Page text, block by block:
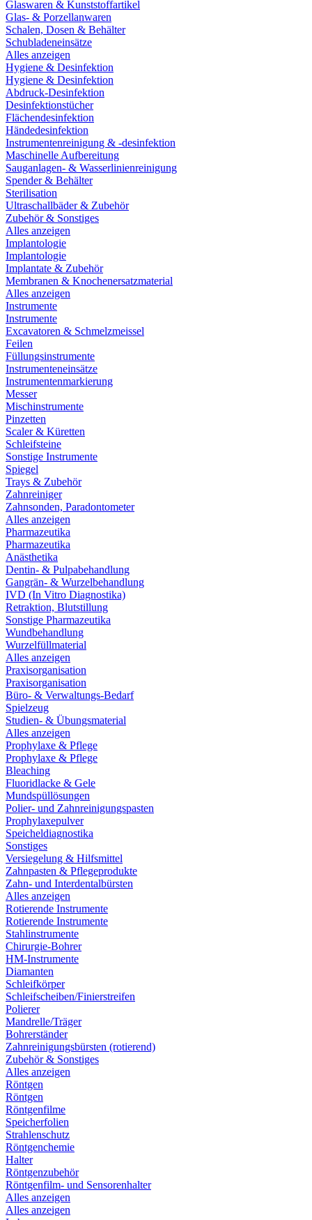
Glaswaren & Kunststoffartikel
Glas- & Porzellanwaren
Schalen, Dosen & Behälter
Schubladeneinsätze
Alles anzeigen
Hygiene & Desinfektion
Hygiene & Desinfektion
Abdruck-Desinfektion
Desinfektionstücher
Flächendesinfektion
Händedesinfektion
Instrumentenreinigung & -desinfektion
Maschinelle Aufbereitung
Sauganlagen- & Wasserlinienreinigung
Spender & Behälter
Sterilisation
Ultraschallbäder & Zubehör
Zubehör & Sonstiges
Alles anzeigen
Implantologie
Implantologie
Implantate & Zubehör
Membranen & Knochenersatzmaterial
Alles anzeigen
Instrumente
Instrumente
Excavatoren & Schmelzmeissel
Feilen
Füllungsinstrumente
Instrumenteneinsätze
Instrumentenmarkierung
Messer
Mischinstrumente
Pinzetten
Scaler & Küretten
Schleifsteine
Sonstige Instrumente
Spiegel
Trays & Zubehör
Zahnreiniger
Zahnsonden, Paradontometer
Alles anzeigen
Pharmazeutika
Pharmazeutika
Anästhetika
Dentin- & Pulpabehandlung
Gangrän- & Wurzelbehandlung
IVD (In Vitro Diagnostika)
Retraktion, Blutstillung
Sonstige Pharmazeutika
Wundbehandlung
Wurzelfüllmaterial
Alles anzeigen
Praxisorganisation
Praxisorganisation
Büro- & Verwaltungs-Bedarf
Spielzeug
Studien- & Übungsmaterial
Alles anzeigen
Prophylaxe & Pflege
Prophylaxe & Pflege
Bleaching
Fluoridlacke & Gele
Mundspüllösungen
Polier- und Zahnreinigungspasten
Prophylaxepulver
Speicheldiagnostika
Sonstiges
Versiegelung & Hilfsmittel
Zahnpasten & Pflegeprodukte
Zahn- und Interdentalbürsten
Alles anzeigen
Rotierende Instrumente
Rotierende Instrumente
Stahlinstrumente
Chirurgie-Bohrer
HM-Instrumente
Diamanten
Schleifkörper
Schleifscheiben/Finierstreifen
Polierer
Mandrelle/Träger
Bohrerständer
Zahnreinigungsbürsten (rotierend)
Zubehör & Sonstiges
Alles anzeigen
Röntgen
Röntgen
Röntgenfilme
Speicherfolien
Strahlenschutz
Röntgenchemie
Halter
Röntgenzubehör
Röntgenfilm- und Sensorenhalter
Alles anzeigen
Alles anzeigen